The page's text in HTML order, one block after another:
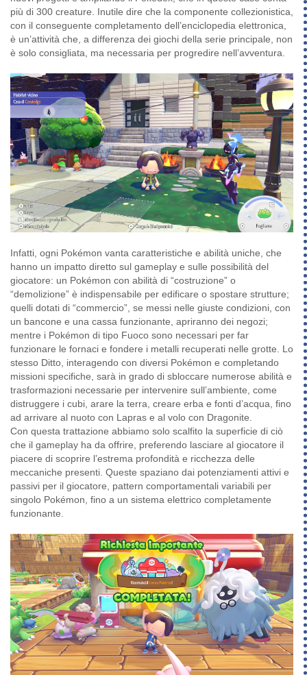
più di 300 creature. Inutile dire che la componente collezionistica,
con il conseguente completamento dell’enciclopedia elettronica,
è un’attività che, a differenza dei giochi della serie principale, non
è solo consigliata, ma necessaria per progredire nell’avventura.
Infatti, ogni Pokémon vanta caratteristiche e abilità uniche, che
hanno un impatto diretto sul gameplay e sulle possibilità del
giocatore: un Pokémon con abilità di “costruzione” o
“demolizione” è indispensabile per edificare o spostare strutture;
quelli dotati di “commercio”, se messi nelle giuste condizioni, con
un bancone e una cassa funzionante, apriranno dei negozi;
mentre i Pokémon di tipo Fuoco sono necessari per far
funzionare le fornaci e fondere i metalli recuperati nelle grotte. Lo
stesso Ditto, interagendo con diversi Pokémon e completando
missioni specifiche, sarà in grado di sbloccare numerose abilità e
trasformazioni necessarie per intervenire sull’ambiente, come
distruggere i cubi, arare la terra, creare erba e fonti d’acqua, fino
ad arrivare al nuoto con Lapras e al volo con Dragonite.
Con questa trattazione abbiamo solo scalfito la superficie di ciò
che il gameplay ha da offrire, preferendo lasciare al giocatore il
piacere di scoprire l’estrema profondità e ricchezza delle
meccaniche presenti. Queste spaziano dai potenziamenti attivi e
passivi per il giocatore, pattern comportamentali variabili per
singolo Pokémon, fino a un sistema elettrico completamente
funzionante.